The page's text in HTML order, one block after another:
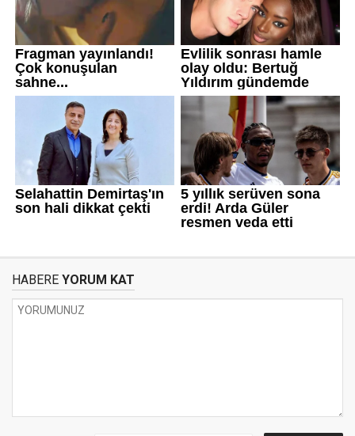
HABERE YORUM KAT